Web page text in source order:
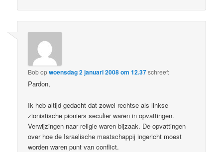
Bobopwoensdag 2 januari 2008 om 12.37schreef:
Pardon,
Ik heb altijd gedacht dat zowel rechtse als linkse
zionistische pioniers seculier waren in opvattingen.
Verwijzingen naar religie waren bijzaak. De opvattingen
over hoe de Israelische maatschappij ingericht moest
worden waren punt van conflict.